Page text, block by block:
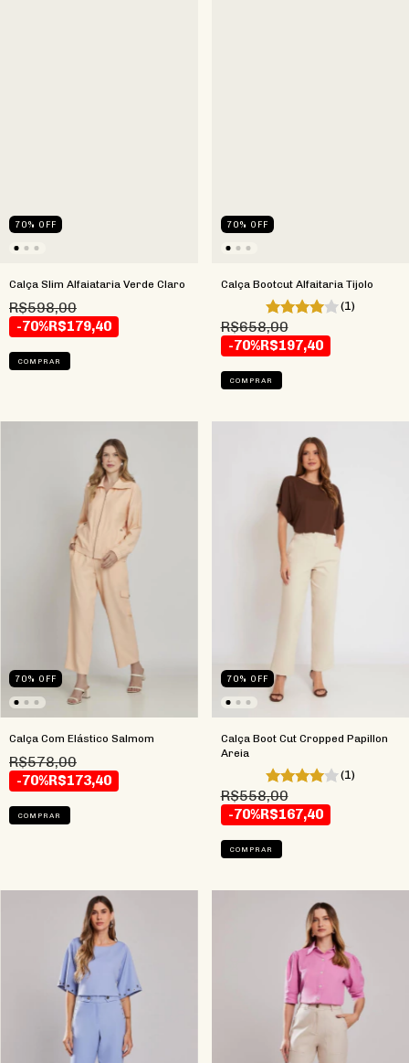
70% OFF
Calça Slim Alfaiataria Verde Claro
R$598,00
-70%R$179,40
COMPRAR
70% OFF
Calça Bootcut Alfaitaria Tijolo
(1)
R$658,00
-70%R$197,40
COMPRAR
70% OFF
Calça Com Elástico Salmom
R$578,00
-70%R$173,40
COMPRAR
70% OFF
Calça Boot Cut Cropped Papillon
Areia
(1)
R$558,00
-70%R$167,40
COMPRAR